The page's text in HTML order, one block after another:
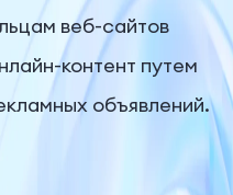
веб-сайтов
контент путем
объявлений.